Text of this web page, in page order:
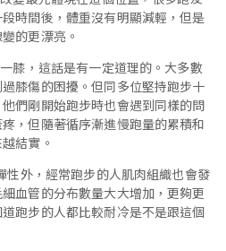
時間後，體重沒有明顯減輕，但是
的更漂亮。
膝，這話是有一定道理的。大多數
膝傷的困擾。但同多位堅持跑步十
們剛開始跑步時也會遇到同樣的問
，但隨著循序漸進慢跑量的累積和
結實。
性外，經常跑步的人肌肉組織也會發
血管的分布數量大大增加，更夠更
跑步的人都比較耐冷是不是跟這個